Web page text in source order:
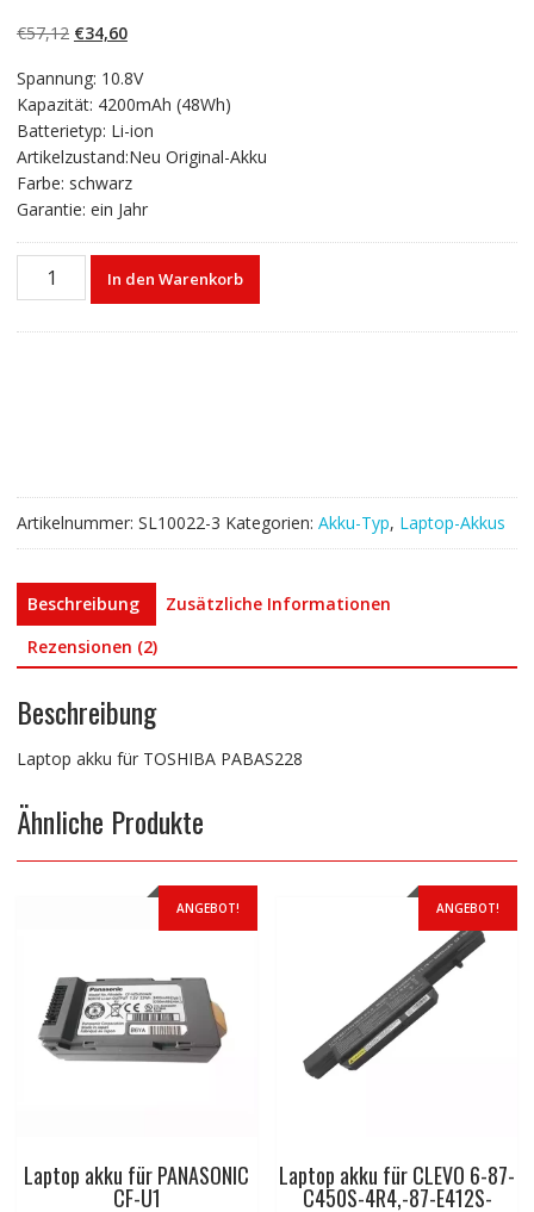
basierend auf
Kundenbewertun
€57,12 Ursprünglicher
war:
€57,12
€34,60Aktueller
ist:
€34,60.
Spannung: 10.8V
Kapazität: 4200mAh (48Wh)
Batterietyp: Li-ion
Artikelzustand:Neu Original-Akku
Farbe: schwarz
Garantie: ein Jahr
Laptop
In den Warenkorb
Artikelnummer: SL10022-3 Kategorien: Akku-Typ, Laptop-Akkus
Beschreibung
Zusätzliche Informationen
Rezensionen (2)
Beschreibung
Laptop akku für TOSHIBA PABAS228
Ähnliche Produkte
ANGEBOT!
Laptop akku für PANASONIC
CF-U1
ANGEBOT!
Laptop akku für CLEVO 6-87-
C450S-4R4,-87-E412S-